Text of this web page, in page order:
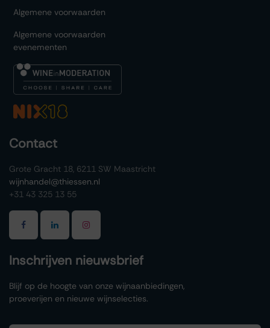
Algemene voorwaarden
Algemene voorwaarden
evenementen
Contact
Grote Gracht 18, 6211 SW Maastricht
wijnhandel@thiessen.nl
+31 43 325 13 55
Inschrijven nieuwsbrief
Blijf op de hoogte van onze wijnaanbiedingen,
proeverijen en nieuwe wijnselecties.